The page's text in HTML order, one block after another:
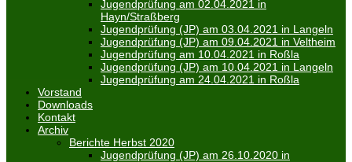
Jugendprüfung am 02.04.2021 in
Hayn/Straßberg
Jugendprüfung (JP) am 03.04.2021 in Langeln
Jugendprüfung (JP) am 09.04.2021 in Veltheim
Jugendprüfung am 10.04.2021 in Roßla
Jugendprüfung (JP) am 10.04.2021 in Langeln
Jugendprüfung am 24.04.2021 in Roßla
Vorstand
Downloads
Kontakt
Archiv
Berichte Herbst 2020
Jugendprüfung (JP) am 26.10.2020 in